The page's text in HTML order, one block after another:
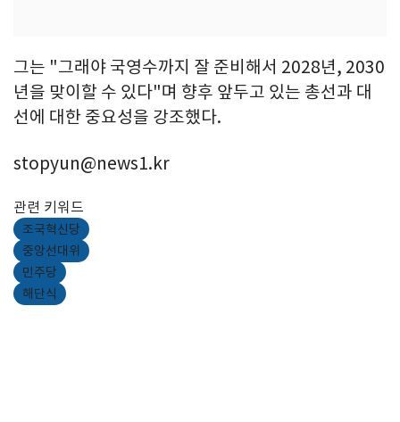
그는 "그래야 국영수까지 잘 준비해서 2028년, 2030
년을 맞이할 수 있다"며 향후 앞두고 있는 총선과 대
선에 대한 중요성을 강조했다.
stopyun@news1.kr
관련 키워드
조국혁신당
중앙선대위
민주당
해단식